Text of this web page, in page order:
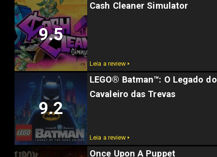
Cash Cleaner Simulator
9.5
Leia a review 🢒
LEGO® Batman™: O Legado do
Cavaleiro das Trevas
9.2
Leia a review 🢒
Once Upon A Puppet